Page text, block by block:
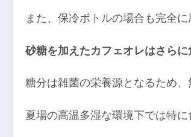
また、保冷ボトルの場合も完全
砂糖を加えたカフェオレはさらに
糖分は雑菌の栄養源となるため
夏場の高温多湿な環境下では特